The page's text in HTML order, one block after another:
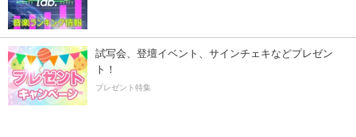
試写会、登壇イベント、サインチェキなどプレゼン
ト！
プレゼント特集